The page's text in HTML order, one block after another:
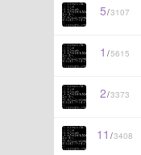
5/3107
1/5615
2/3373
11/3408